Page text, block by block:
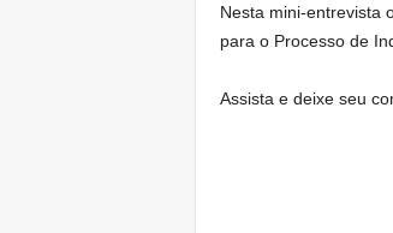
Nesta mini-entrevista
para o Processo de
Assista e deixe seu